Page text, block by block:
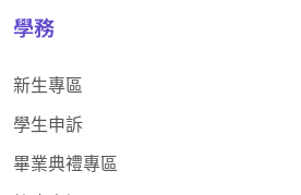
學務
新生專區
學生申訴
畢業典禮專區